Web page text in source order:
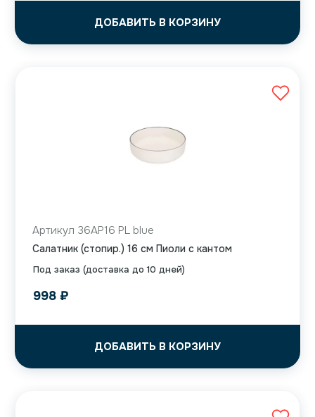
ДОБАВИТЬ В КОРЗИНУ
Под заказ (доставка до 10 дней)
Артикул 36AP16 PL blue
Салатник (стопир.) 16 см Пиоли с кантом
998 ₽
ДОБАВИТЬ В КОРЗИНУ